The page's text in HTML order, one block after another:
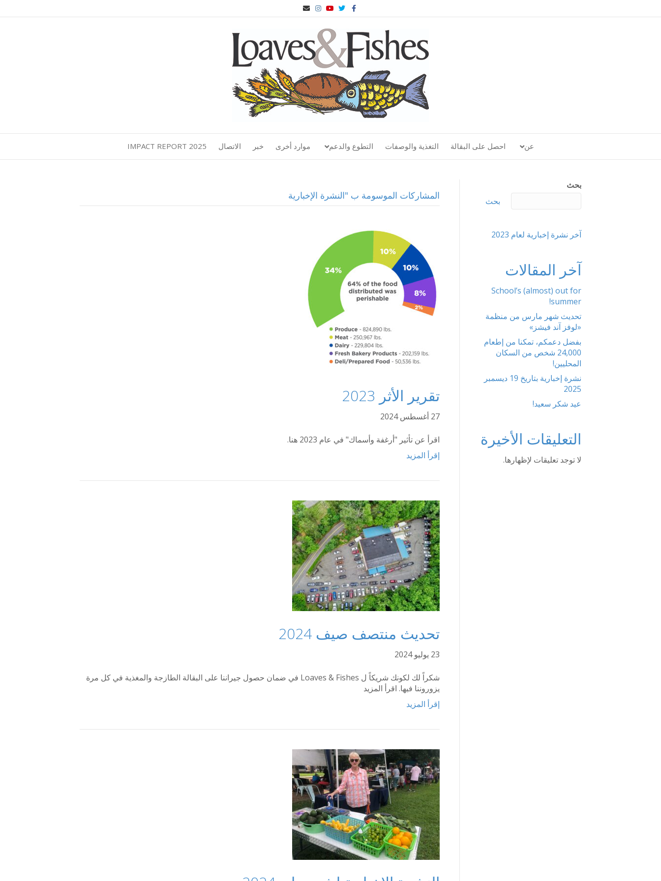
س
و
ت
ر
ي
د
ت
و
ب
س
غ
ر
ا
ب
د
ل
إ
ك
ت
ر
و
ن
ي
عن احصل على البقالة التغذية والوصفات التطوع والدعم موارد أخرى خبر الاتصال 2025 IMPACT REPORT
المشاركات الموسومة ب "النشرة الإخبارية
تقرير الأثر 2023
27 أغسطس 2024
اقرأ عن تأثير "أرغفة وأسماك" في عام 2023 هنا.
إقرأ المزيد
تحديث منتصف صيف 2024
23 يوليو 2024
شكراً لك لكونك شريكاً ل Loaves & Fishes في ضمان حصول جيراننا على البقالة الطازجة والمغذية في كل مرة
يزوروننا فيها. اقرأ المزيد
إقرأ المزيد
بحث
بحث
آخر نشرة إخبارية لعام 2023
آخر المقالات
School’s (almost) out for
summer!
تحديث شهر مارس من منظمة
«لوفز آند فيشز»
بفضل دعمكم، تمكنا من إطعام
24,000 شخص من السكان
المحليين!
نشرة إخبارية بتاريخ 19 ديسمبر
2025
عيد شكر سعيد!
التعليقات الأخيرة
لا توجد تعليقات لإظهارها.